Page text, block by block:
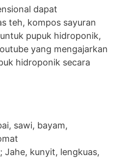
dapat
teh, kompos sayuran
pupuk hidroponik,
yang mengajarkan
hidroponik secara
sawi, bayam,
Jahe, kunyit, lengkuas,